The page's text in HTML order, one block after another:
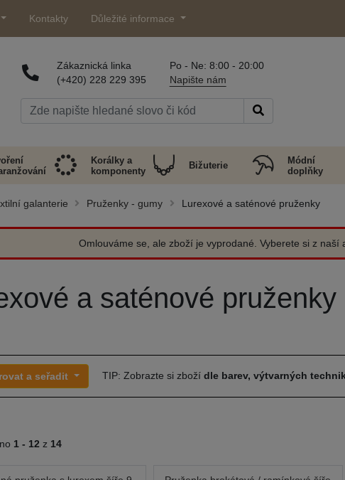
Kontakty Důležité informace
Zákaznická linka
(+420) 228 229 395
Po - Ne: 8:00 - 20:00
Napište nám
Korálky a
komponenty
Bižuterie
Módní
doplňky
galanterie Pruženky - gumy Lurexové a saténové pruženky
Omlouváme se, ale zboží je vyprodané. Vyberete si z naší
a saténové pruženky
a seřadit TIP: Zobrazte si zboží dle barev, výtvarných
1 - 12 z 14